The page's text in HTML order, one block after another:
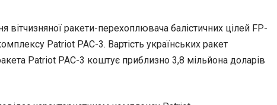
ракети-перехоплювача балістичних цілей FP-
Patriot PAC-3. Вартість українських ракет
Patriot PAC-3 коштує приблизно 3,8 мільйона доларів